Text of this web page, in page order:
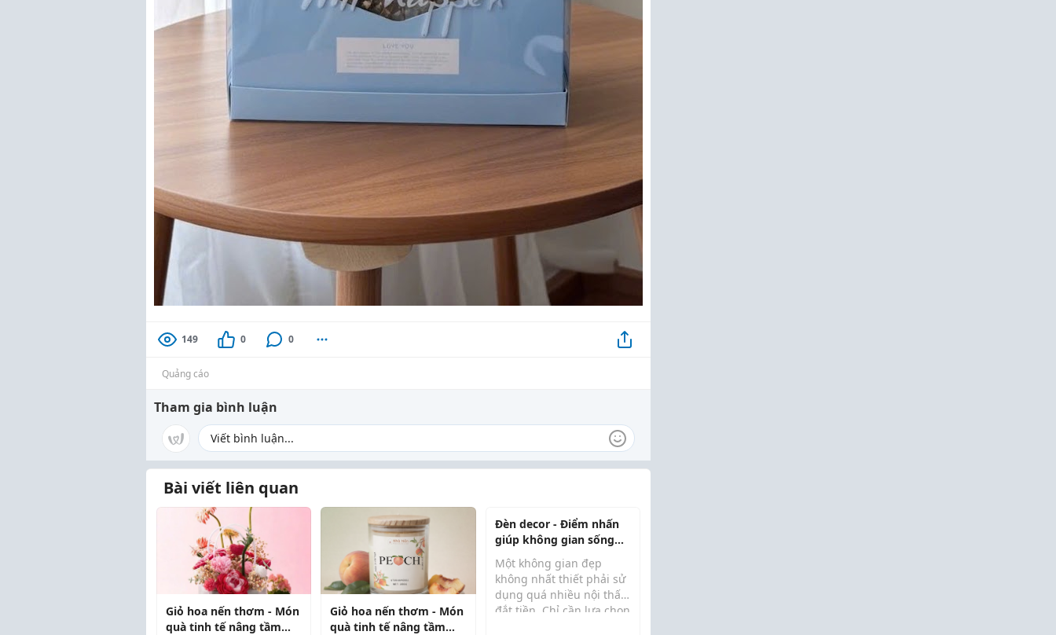
149 0 0
Quảng cáo
Tham gia bình luận
Bài viết liên quan
Giỏ hoa nến thơm - Món
quà tinh tế nâng tầm
Giỏ hoa nến thơm - Món
quà tinh tế nâng tầm
Đèn decor - Điểm nhấn
giúp không gian sống
trở nên ấm áp và tinh tế
Một không gian đẹp
không nhất thiết phải sử
dụng quá nhiều nội thất
đắt tiền. Chỉ cần lựa chọn